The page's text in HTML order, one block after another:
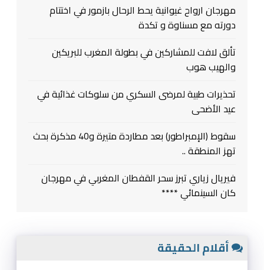
مهرجان ارواح غيوانية يحط الرحال بازمور في اختتام
دورته مع مسناوة و تكدة
تألق لافت للمشاركين في بطولة المغرب للبريكين
والهيب هوب
تحذيرات طبية لمرضى السكري من سلوكات غذائية في
عيد الأضحى
سقوط (الإمبراطور) بعد مطاردة متيرة و40 مذكرة بحث
تهز المنطقة ..
فيريال زياري تبرز سحر القفطان المغربي في مهرجان
كان السينمائي ****
أقلام الحقيقة